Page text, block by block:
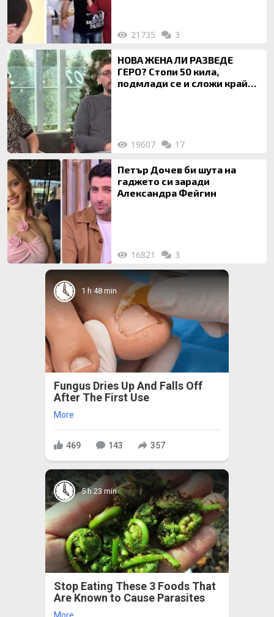
21735 3
НОВА ЖЕНА ЛИ РАЗВЕДЕ
ГЕРО? Стопи 50 кила,
подмлади се и сложи край
19607 17
Петър Дочев би шута на
гаджето си заради
Александра Фейгин
16821 3
1 h 48 min
Fungus Dries Up And Falls Off
After The First Use
More
469 143 357
5 h 23 min
Stop Eating These 3 Foods That
Are Known to Cause Parasites